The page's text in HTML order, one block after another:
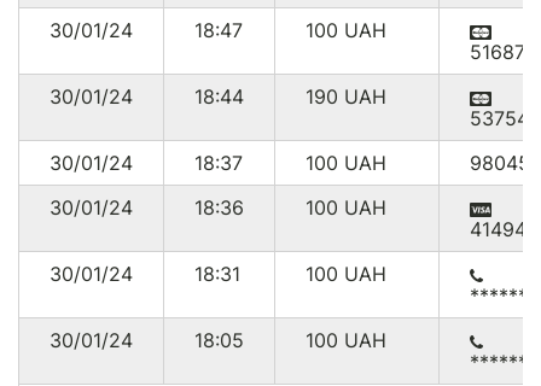
30/01/24
18:47 100 UAH
30/01/24
18:44 190 UAH
30/01/24
18:37 100 UAH
30/01/24
18:36 100 UAH
30/01/24
18:31 100 UAH
30/01/24
18:05 100 UAH